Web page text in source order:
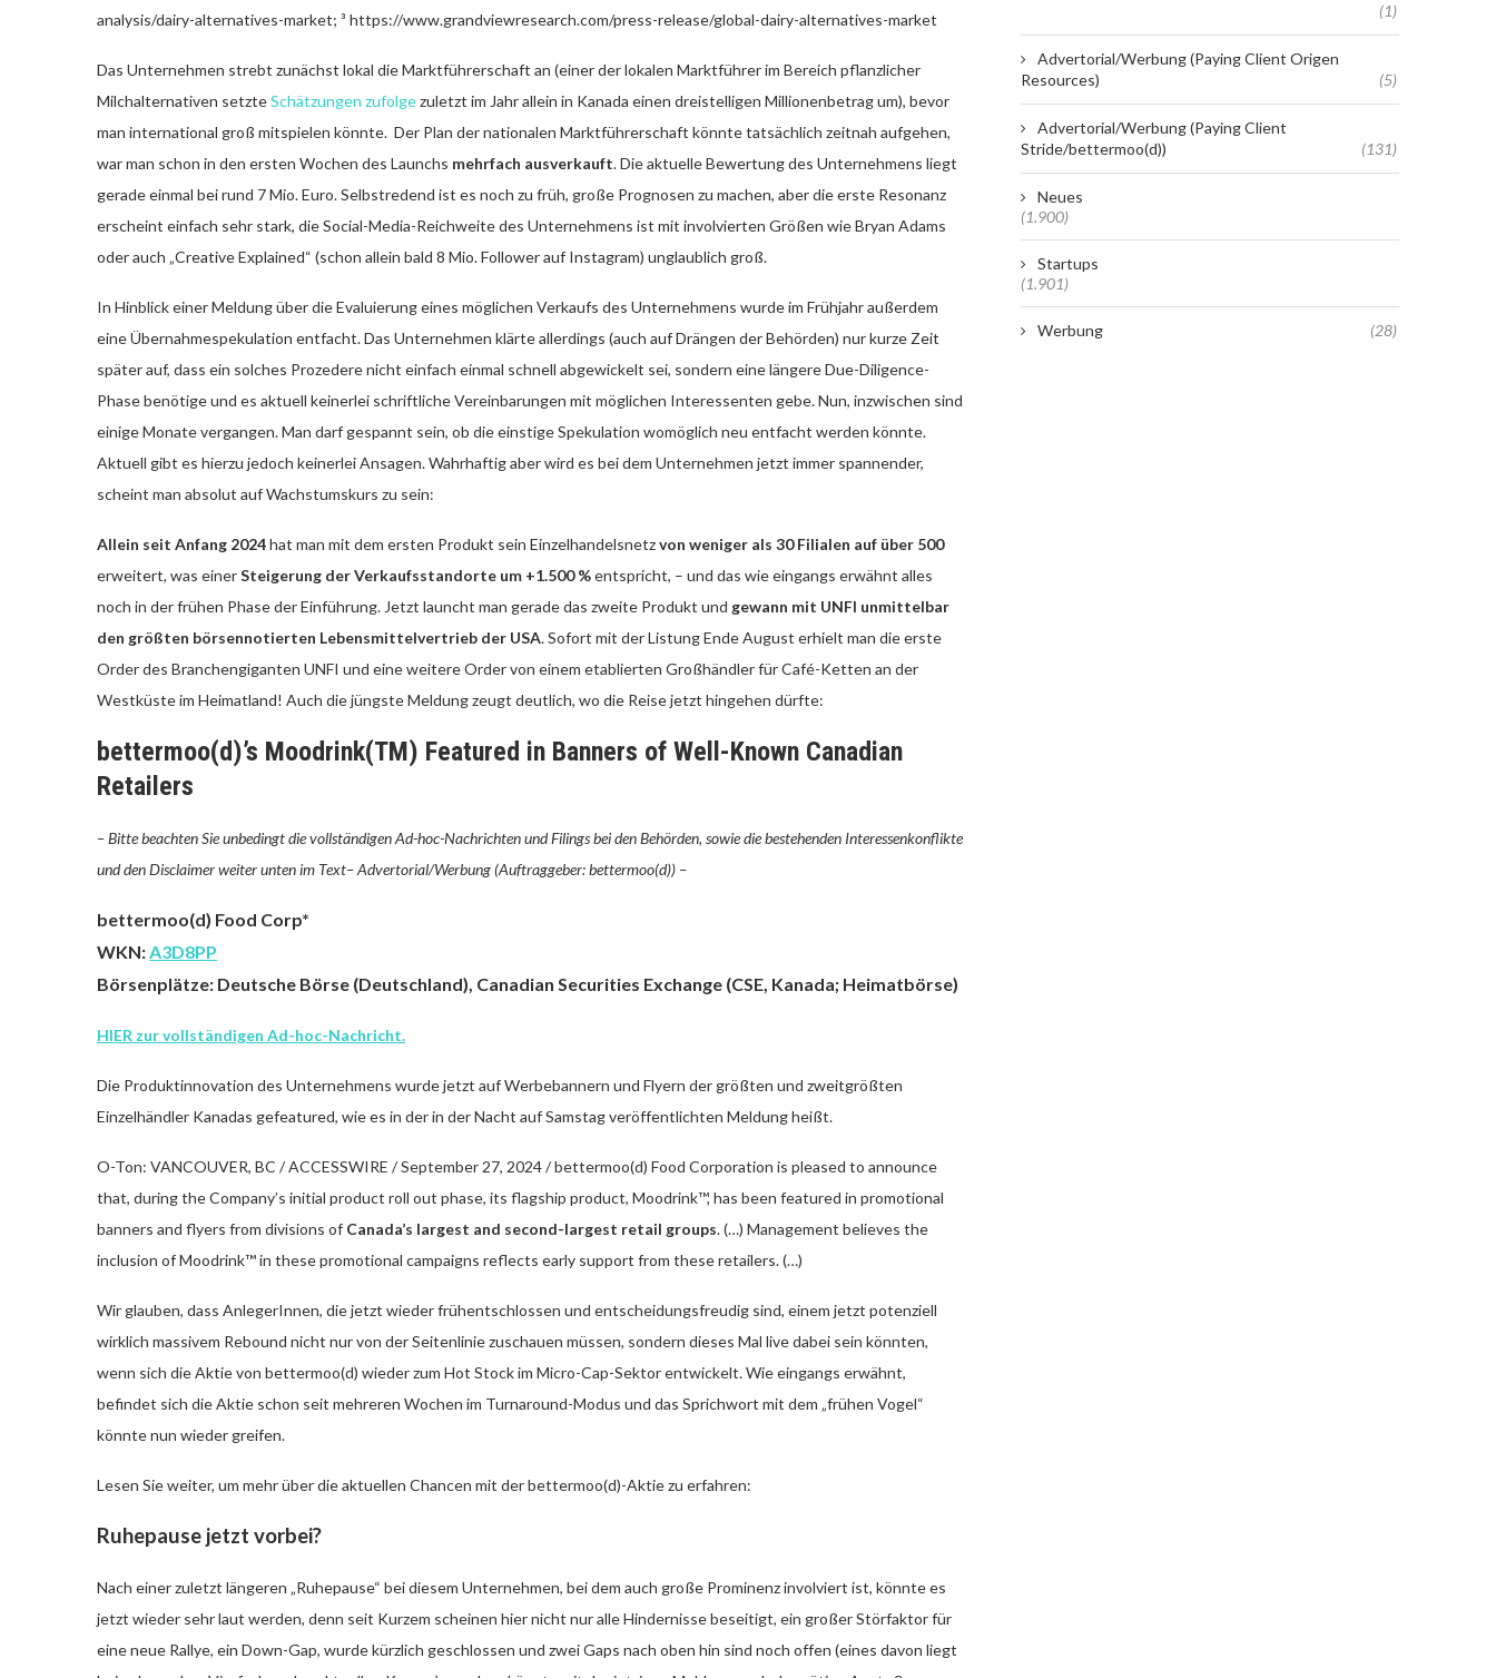
analysis/dairy-alternatives-market; ³ https://www.grandviewresearch.com/press-release/global-dairy-alternatives-market
Das Unternehmen strebt zunächst lokal die Marktführerschaft an (einer der lokalen Marktführer im Bereich pflanzlicher
Milchalternativen setzteSchätzungen zufolgezuletzt im Jahr allein in Kanada einen dreistelligen Millionenbetrag um), bevor
man international groß mitspielen könnte. Der Plan der nationalen Marktführerschaft könnte tatsächlich zeitnah aufgehen,
war man schon in den ersten Wochen des Launchs mehrfach ausverkauft. Die aktuelle Bewertung des Unternehmens liegt
gerade einmal bei rund 7 Mio. Euro. Selbstredend ist es noch zu früh, große Prognosen zu machen, aber die erste Resonanz
erscheint einfach sehr stark, die Social-Media-Reichweite des Unternehmens ist mit involvierten Größen wie Bryan Adams
oder auch „Creative Explained“ (schon allein bald 8 Mio. Follower auf Instagram) unglaublich groß.
In Hinblick einer Meldung über die Evaluierung eines möglichen Verkaufs des Unternehmens wurde im Frühjahr außerdem
eine Übernahmespekulation entfacht. Das Unternehmen klärte allerdings (auch auf Drängen der Behörden) nur kurze Zeit
später auf, dass ein solches Prozedere nicht einfach einmal schnell abgewickelt sei, sondern eine längere Due-Diligence-
Phase benötige und es aktuell keinerlei schriftliche Vereinbarungen mit möglichen Interessenten gebe. Nun, inzwischen sind
einige Monate vergangen. Man darf gespannt sein, ob die einstige Spekulation womöglich neu entfacht werden könnte.
Aktuell gibt es hierzu jedoch keinerlei Ansagen. Wahrhaftig aber wird es bei dem Unternehmen jetzt immer spannender,
scheint man absolut auf Wachstumskurs zu sein:
Allein seit Anfang 2024hat man mit dem ersten Produkt sein Einzelhandelsnetzvon weniger als 30 Filialen auf über 500
erweitert, was einerSteigerung der Verkaufsstandorte um +1.500 %entspricht, – und das wie eingangs erwähnt alles
noch in der frühen Phase der Einführung. Jetzt launcht man gerade das zweite Produkt und gewann mit UNFI unmittelbar
den größten börsennotierten Lebensmittelvertrieb der USA. Sofort mit der Listung Ende August erhielt man die erste
Order des Branchengiganten UNFI und eine weitere Order von einem etablierten Großhändler für Café-Ketten an der
Westküste im Heimatland! Auch die jüngste Meldung zeugt deutlich, wo die Reise jetzt hingehen dürfte:
bettermoo(d)’s Moodrink(TM) Featured in Banners of Well-Known Canadian
Retailers
– Bitte beachten Sie unbedingt die vollständigen Ad-hoc-Nachrichten und Filings bei den Behörden, sowie die bestehenden Interessenkonflikte
und den Disclaimer weiter unten im Text–Advertorial/Werbung (Auftraggeber: bettermoo(d)) –
bettermoo(d) Food Corp*
WKN:A3D8PP
Börsenplätze: Deutsche Börse (Deutschland), Canadian Securities Exchange (CSE, Kanada; Heimatbörse)
HIER zur vollständigen Ad-hoc-Nachricht.
Die Produktinnovation des Unternehmens wurde jetzt auf Werbebannern und Flyern der größten und zweitgrößten
Einzelhändler Kanadas gefeatured, wie es in der in der Nacht auf Samstag veröffentlichten Meldung heißt.
O-Ton: VANCOUVER, BC / ACCESSWIRE / September 27, 2024 / bettermoo(d) Food Corporation is pleased to announce
that, during the Company’s initial product roll out phase, its flagship product, Moodrink™, has been featured in promotional
banners and flyers from divisions of Canada’s largest and second-largest retail groups. (…) Management believes the
inclusion of Moodrink™ in these promotional campaigns reflects early support from these retailers. (…)
Wir glauben, dass AnlegerInnen, die jetzt wieder frühentschlossen und entscheidungsfreudig sind, einem jetzt potenziell
wirklich massivem Rebound nicht nur von der Seitenlinie zuschauen müssen, sondern dieses Mal live dabei sein könnten,
wenn sich die Aktie von bettermoo(d) wieder zum Hot Stock im Micro-Cap-Sektor entwickelt. Wie eingangs erwähnt,
befindet sich die Aktie schon seit mehreren Wochen im Turnaround-Modus und das Sprichwort mit dem „frühen Vogel“
könnte nun wieder greifen.
Lesen Sie weiter, um mehr über die aktuellen Chancen mit der bettermoo(d)-Aktie zu erfahren:
Ruhepause jetzt vorbei?
Nach einer zuletzt längeren „Ruhepause“ bei diesem Unternehmen, bei dem auch große Prominenz involviert ist, könnte es
jetzt wieder sehr laut werden, denn seit Kurzem scheinen hier nicht nur alle Hindernisse beseitigt, ein großer Störfaktor für
eine neue Rallye, ein Down-Gap, wurde kürzlich geschlossen und zwei Gaps nach oben hin sind noch offen (eines davon liegt
(1)
Advertorial/Werbung (Paying Client Origen
Resources)
(5)
Advertorial/Werbung (Paying Client
Stride/bettermoo(d))
(131)
Neues
(1.900)
Startups
(1.901)
Werbung (28)